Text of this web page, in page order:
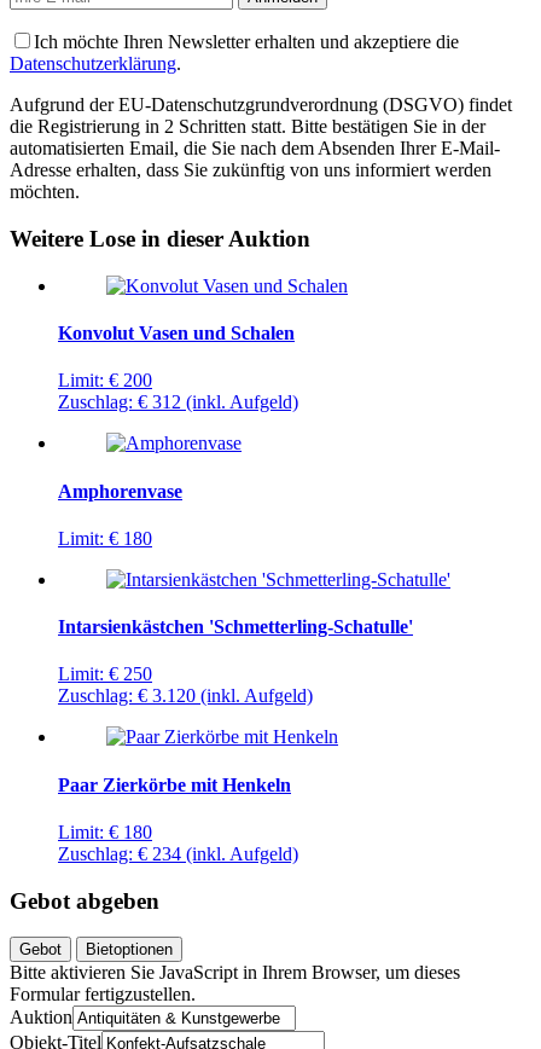
Ich möchte Ihren Newsletter erhalten und akzeptiere die
Datenschutzerklärung.
Aufgrund der EU-Datenschutzgrundverordnung (DSGVO) findet
die Registrierung in 2 Schritten statt. Bitte bestätigen Sie in der
automatisierten Email, die Sie nach dem Absenden Ihrer E-Mail-
Adresse erhalten, dass Sie zukünftig von uns informiert werden
möchten.
Weitere Lose in dieser Auktion
Konvolut Vasen und Schalen
Limit: € 200
Zuschlag: € 312 (inkl. Aufgeld)
Amphorenvase
Limit: € 180
Intarsienkästchen 'Schmetterling-Schatulle'
Limit: € 250
Zuschlag: € 3.120 (inkl. Aufgeld)
Paar Zierkörbe mit Henkeln
Limit: € 180
Zuschlag: € 234 (inkl. Aufgeld)
Gebot abgeben
Gebot Bietoptionen
Bitte aktivieren Sie JavaScript in Ihrem Browser, um dieses
Formular fertigzustellen.
Auktion
Objekt-Titel